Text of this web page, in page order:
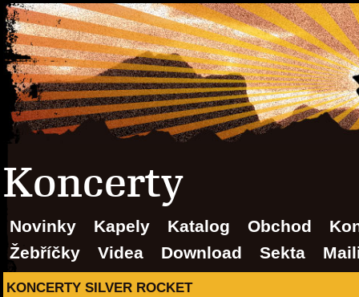
Koncerty
Novinky Kapely Katalog Obchod
Žebříčky
Videa Download Sekta
KONCERTY SILVER ROCKET